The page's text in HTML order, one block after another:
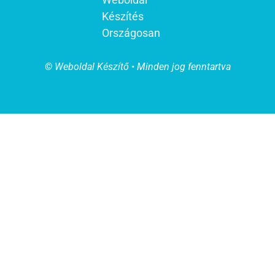
Készítés
Országosan
© Weboldal Készítő • Minden jog fenntartva